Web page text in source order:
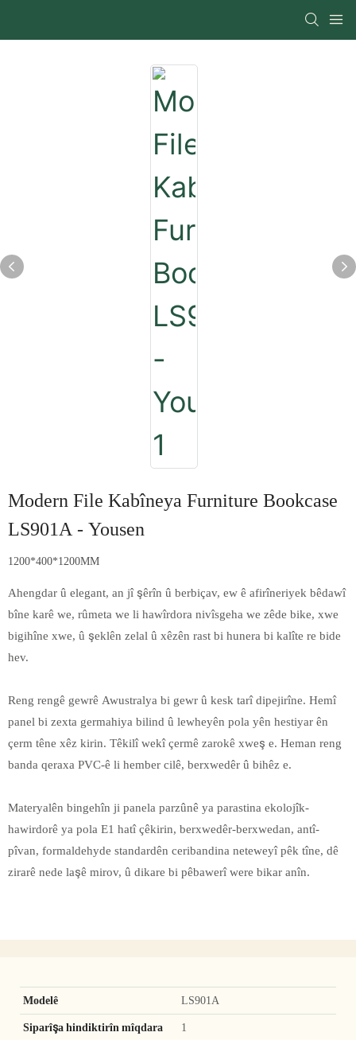
Modern File Kabîneya Furniture Bookcase
LS901A - Yousen
1200*400*1200MM
Ahengdar û elegant, an jî şêrîn û berbiçav, ew ê afirîneriyek bêdawî
bîne karê we, rûmeta we li hawîrdora nivîsgeha we zêde bike, xwe
bigihîne xwe, û şeklên zelal û xêzên rast bi hunera bi kalîte re bide
hev.
Reng rengê gewrê Awustralya bi gewr û kesk tarî dipejirîne. Hemî
panel bi zexta germahiya bilind û lewheyên pola yên hestiyar ên
çerm têne xêz kirin. Têkilî wekî çermê zarokê xweş e. Heman reng
banda qeraxa PVC-ê li hember cilê, berxwedêr û bihêz e.
Materyalên bingehîn ji panela parzûnê ya parastina ekolojîk-
hawirdorê ya pola E1 hatî çêkirin, berxwedêr-berxwedan, antî-
pîvan, formaldehyde standardên ceribandina neteweyî pêk tîne, dê
zirarê nede laşê mirov, û dikare bi pêbawerî were bikar anîn.
Modelê LS901A
Siparîşa hindiktirîn mîqdara 1